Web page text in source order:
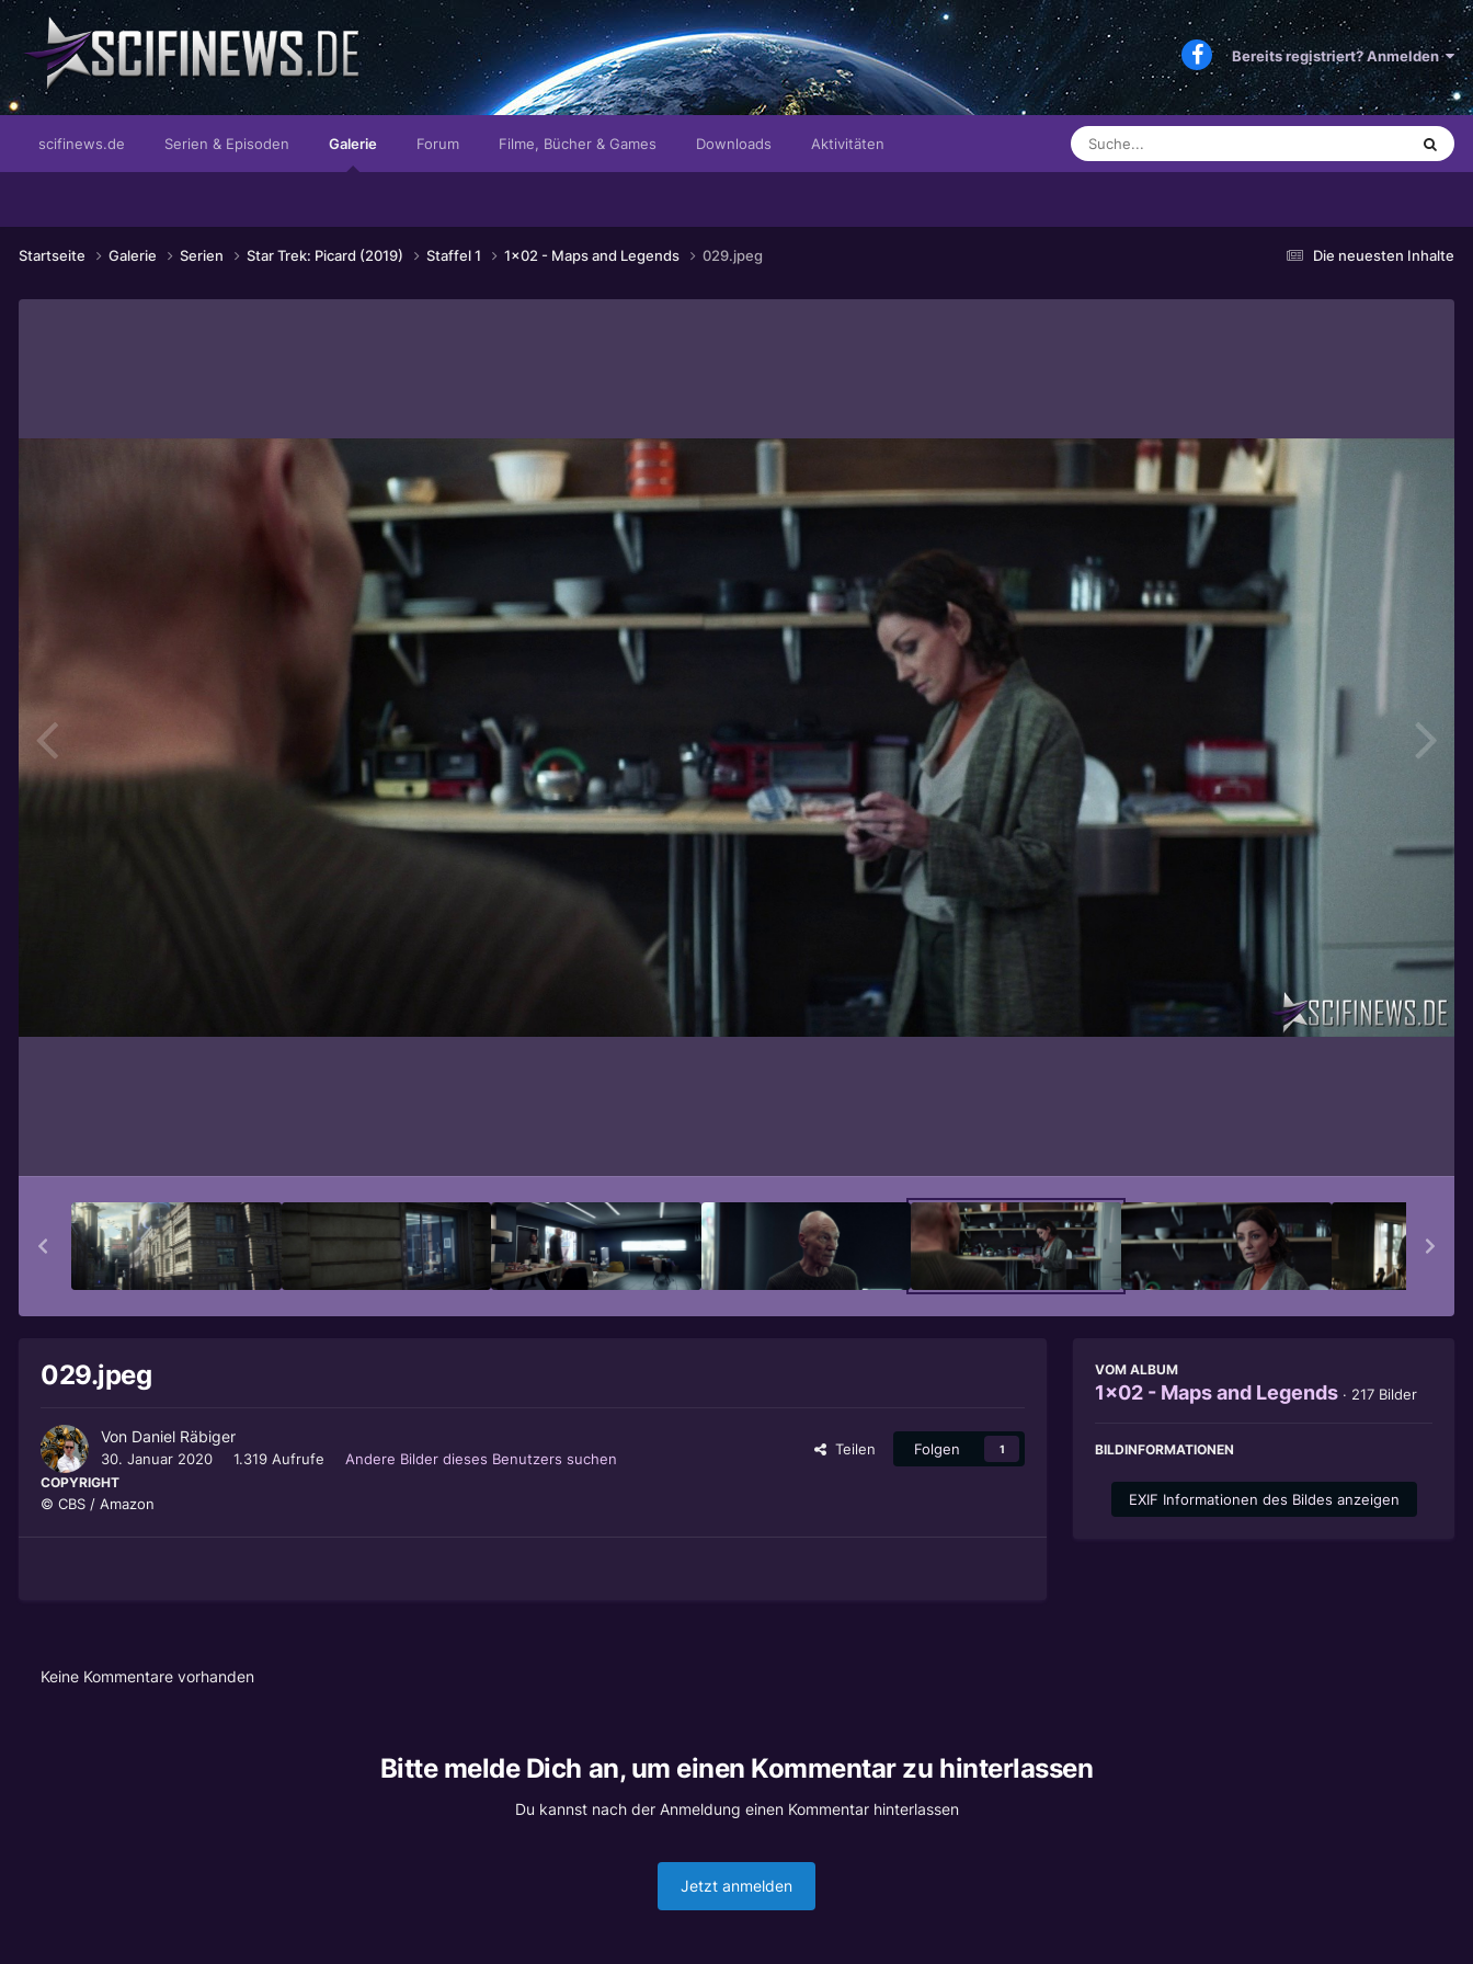
Bereits registriert? Anmelden
scifinews.de Serien & Episoden Galerie Forum Filme, Bücher & Games Downloads Aktivitäten
Die neuesten Inhalte
Startseite Galerie Serien Star Trek: Picard (2019) Staffel 1 1x02 - Maps and Legends 029.jpeg
029.jpeg
Von Daniel Räbiger
30. Januar 2020 1.319 Aufrufe Andere Bilder dieses Benutzers suchen
Teilen Folgen 1
COPYRIGHT
© CBS / Amazon
VOM ALBUM
1x02 - Maps and Legends · 217 Bilder
BILDINFORMATIONEN
EXIF Informationen des Bildes anzeigen
Keine Kommentare vorhanden
Bitte melde Dich an, um einen Kommentar zu hinterlassen
Du kannst nach der Anmeldung einen Kommentar hinterlassen
Jetzt anmelden